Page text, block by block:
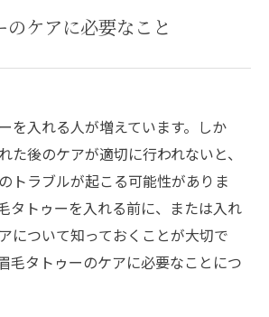
のケアに必要なこと
を入れる人が増えています。しか
た後のケアが適切に行われないと、
トラブルが起こる可能性がありま
タトゥーを入れる前に、または入れ
について知っておくことが大切で
毛タトゥーのケアに必要なことにつ